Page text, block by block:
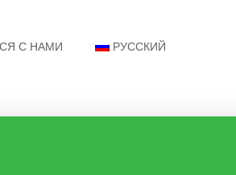
С НАМИ РУССКИЙ